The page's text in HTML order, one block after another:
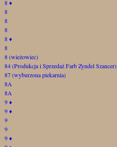
8♦
8
8
8
8♦
8
8 (wieżowiec)
84 (Produkcja i Sprzedaż Farb Zyndel Szancer)
87 (wyburzona piekarnia)
8A
8A
9♦
9♦
9
9
9♦